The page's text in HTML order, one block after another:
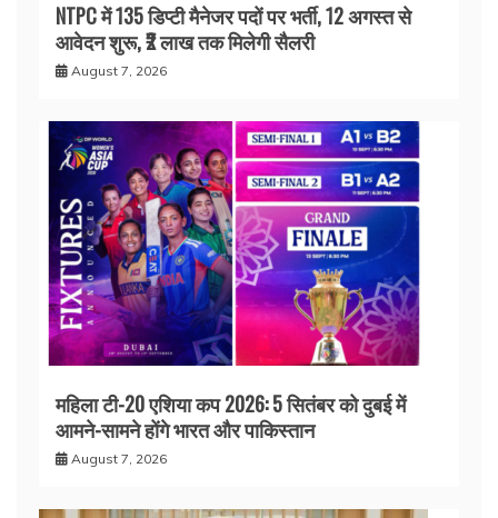
NTPC में 135 डिप्टी मैनेजर पदों पर भर्ती, 12 अगस्त से
आवेदन शुरू, ₹2 लाख तक मिलेगी सैलरी
August 7, 2026
महिला टी-20 एशिया कप 2026: 5 सितंबर को दुबई में
आमने-सामने होंगे भारत और पाकिस्तान
August 7, 2026